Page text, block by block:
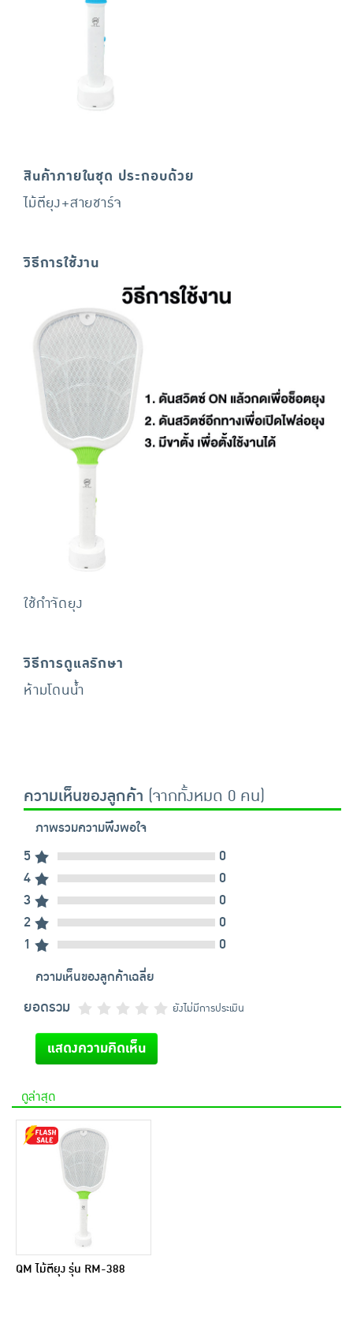
สินค้าภายในชุด ประกอบด้วย
ไม้ตียุง+สายชาร์จ
วิธีการใช้งาน
ใช้กำจัดยุง
วิธีการดูแลรักษา
ห้ามโดนน้ำ
ความเห็นของลูกค้า (จากทั้งหมด 0 คน)
ภาพรวมความพึงพอใจ
5
0
4
0
3
0
2
0
1
0
ความเห็นของลูกค้าเฉลี่ย
ยอดรวม ยังไม่มีการประเมิน
แสดงความคิดเห็น
ดูล่าสุด
QM ไม้ตียุง รุ่น RM-388